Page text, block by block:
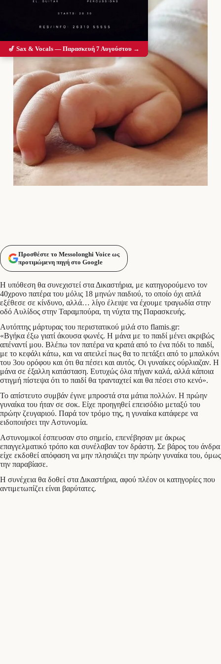
Προσθέστε το Messolonghi Voice ως
προτιμώμενη πηγή στο Google
Η υπόθεση θα συνεχιστεί στα Δικαστήρια, με κατηγορούμενο τον
40χρονο πατέρα του μόλις 18 μηνών παιδιού, το οποίο όχι απλά
εξέθεσε σε κίνδυνο, αλλά… λίγο έλειψε να έχουμε τραγωδία στην
οδό Αυλίδος στην Ταραμπούρα, τη νύχτα της Παρασκευής.
Αυτόπτης μάρτυρας του περιστατικού μιλά στο flamis.gr:
«Βγήκα έξω γιατί άκουσα φωνές. Η μάνα με το παιδί μένει ακριβώς
απέναντί μου. Βλέπω τον πατέρα να κρατά από το ένα πόδι το παιδί,
με το κεφάλι κάτω, και να απειλεί πως θα το πετάξει από το μπαλκόνι
του 3ου ορόφου και ότι θα πέσει και αυτός. Οι γυναίκες ούρλιαζαν. Η
μάνα σε έξαλλη κατάσταση. Ευτυχώς όλα πήγαν καλά, αλλά κάποια
στιγμή πίστεψα ότι το παιδί θα τρανταχτεί και θα πέσει στο κενό».
Το απίστευτο συμβάν έγινε μπροστά στα μάτια πολλών. Η πρώην
γυναίκα του ήταν σε σοκ. Είχε προηγηθεί επεισόδιο μεταξύ του
πρώην ζευγαριού. Παρά τον τρόμο της, η γυναίκα κατάφερε να
ειδοποιήσει την Αστυνομία.
Αστυνομικοί έσπευσαν στο σημείο, επενέβησαν με άκρως
επαγγελματικό τρόπο και συνέλαβαν τον δράστη. Σε βάρος του άνδρα
είχε εκδοθεί απόφαση να μην πλησιάζει την πρώην γυναίκα του, όμως
την παραβίασε.
Η συνέχεια θα δοθεί στα Δικαστήρια, αφού πλέον οι κατηγορίες που
αντιμετωπίζει είναι βαρύτατες.
🎷 Sax & Vocals — Παρασκευή 7 Αυγούστου →